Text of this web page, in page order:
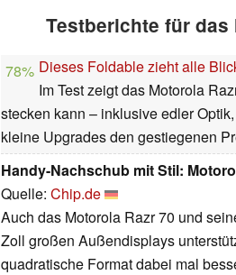
Testberichte für das
78% Dieses Foldable zieht alle
Im Test zeigt das Motorola
stecken kann – inklusive edler
kleine Upgrades den gestiegenen
Handy-Nachschub mit Stil:
Quelle: Chip.de
Auch das Motorola Razr 70 und
Zoll großen Außendisplays
quadratische Format dabei mal